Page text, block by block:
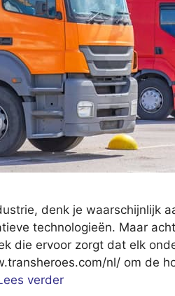
denk je waarschijnlijk
technologieën. Maar
die ervoor zorgt dat elk
nl/ om de
verder